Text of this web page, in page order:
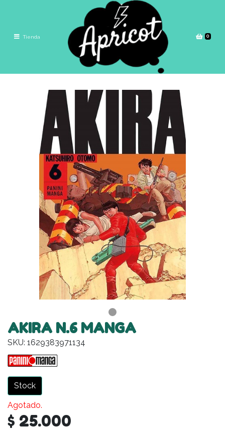
Tienda 0
AKIRA N.6 MANGA
SKU: 1629383971134
Stock
Agotado.
$ 25.000